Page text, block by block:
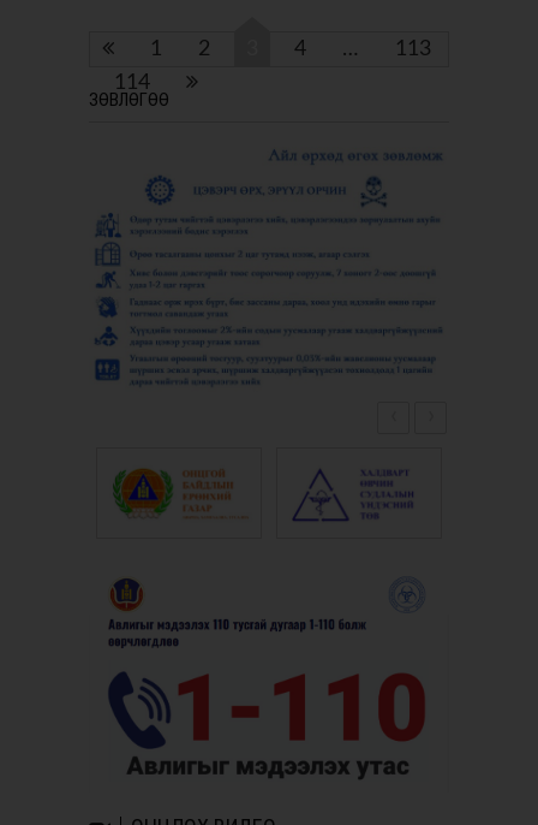
1 2 4 …
113
114
ЗӨВЛӨГӨӨ